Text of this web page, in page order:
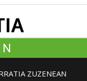
ZUZENEAN